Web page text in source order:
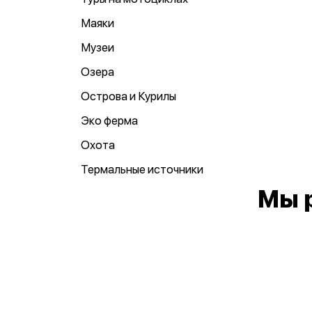
Маяки
Музеи
Озера
Острова и Курилы
Эко ферма
Охота
Термальные источники
Мы